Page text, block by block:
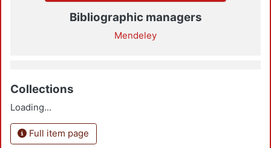
Bibliographic managers
Mendeley
Collections
Loading...
Full item page